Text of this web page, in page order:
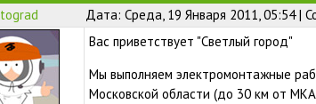
Дата: Среда, 19 Января 2011, 05:54 |
Вас приветствует "Светлый город"
Мы выполняем электромонтажные
Московской области (до 30 км от